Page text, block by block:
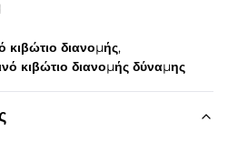
κιβώτιο διανομής,
κιβώτιο διανομής δύναμης